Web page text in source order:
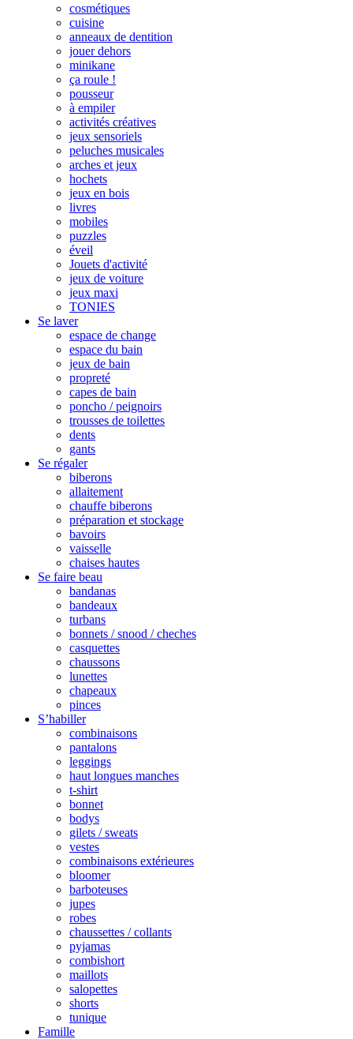
cosmétiques
cuisine
anneaux de dentition
jouer dehors
minikane
ça roule !
pousseur
à empiler
activités créatives
jeux sensoriels
peluches musicales
arches et jeux
hochets
jeux en bois
livres
mobiles
puzzles
éveil
Jouets d'activité
jeux de voiture
jeux maxi
TONIES
Se laver
espace de change
espace du bain
jeux de bain
propreté
capes de bain
poncho / peignoirs
trousses de toilettes
dents
gants
Se régaler
biberons
allaitement
chauffe biberons
préparation et stockage
bavoirs
vaisselle
chaises hautes
Se faire beau
bandanas
bandeaux
turbans
bonnets / snood / cheches
casquettes
chaussons
lunettes
chapeaux
pinces
S’habiller
combinaisons
pantalons
leggings
haut longues manches
t-shirt
bonnet
bodys
gilets / sweats
vestes
combinaisons extérieures
bloomer
barboteuses
jupes
robes
chaussettes / collants
pyjamas
combishort
maillots
salopettes
shorts
tunique
Famille